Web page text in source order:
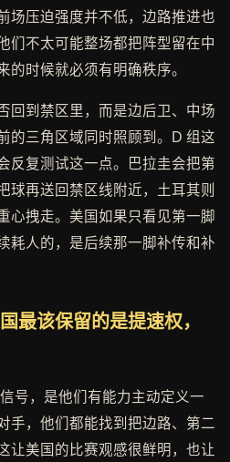
场压迫强度并不低，边路推进也
们不太可能整场都把阵型留在中
的时候就必须有明确秩序。
回到禁区里，而是边后卫、中场
的三角区域同时照顾到。D 组这
反复测试这一点。巴拉圭会把第
球再送回禁区线附近，土耳其则
心拽走。美国如果只看见第一脚
耗人的，是后续那一脚补传和补
最该保留的是提速权，
号，是他们有能力主动定义一
手，他们都能找到把边路、第二
让美国的比赛观感很鲜明，也让